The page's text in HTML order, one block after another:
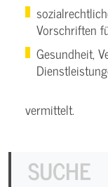
Vorschriften
Gesundheit,
vermittelt.